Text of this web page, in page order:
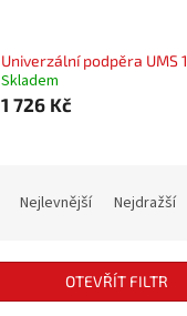
Univerzální podpěra UMS 1
Skladem
1 726 Kč
Nejlevnější Nejdražší
OTEVŘÍT FILTR